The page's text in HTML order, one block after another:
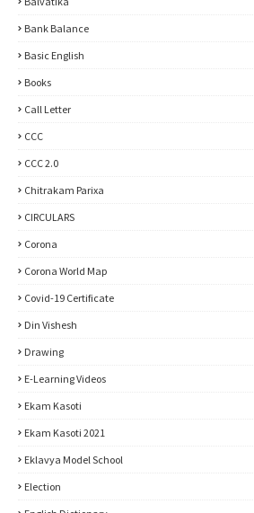
Bank Balance
Basic English
Books
Call Letter
CCC
CCC 2.0
Chitrakam Parixa
CIRCULARS
Corona
Corona World Map
Covid-19 Certificate
Din Vishesh
Drawing
E-Learning Videos
Ekam Kasoti
Ekam Kasoti 2021
Eklavya Model School
Election